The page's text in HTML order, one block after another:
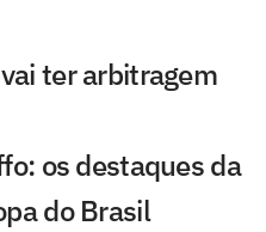
ter arbitragem
os destaques da
do Brasil